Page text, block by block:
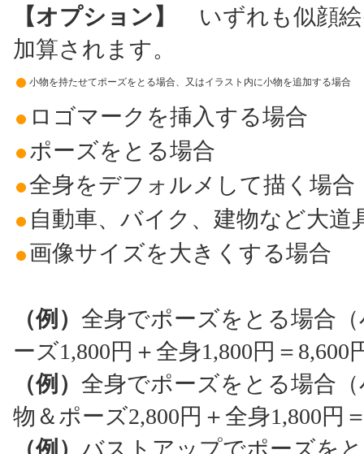
【オプション】
いずれも似顔絵
加算されます。
小物を持たせてポーズをとる場合、又はイラスト内に小物を追加する場合
ロゴマークを挿入する場合
ポーズをとる場合
全身をデフォルメして描く場合
自動車、バイク、建物など大道
画像サイズを大きくする場合
（例） 全身でポーズをとる場合
ーズ1,800円＋全身1,800円＝8,600
（例） 全身でポーズをとる場合
物＆ポーズ2,800円＋全身1,800円
（例） バストアップでポーズを